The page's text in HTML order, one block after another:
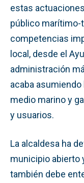
estas
público marítimo-
competencias
local, desde el
administración
acaba
medio marino y
y usuarios.
La alcaldesa ha
municipio abierto
también debe